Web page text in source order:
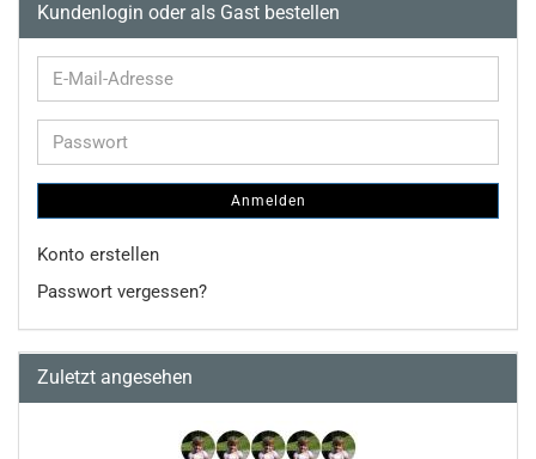
Kundenlogin oder als Gast bestellen
E-
Mail-
Passwort
Anmelden
Konto erstellen
Passwort vergessen?
Zuletzt angesehen